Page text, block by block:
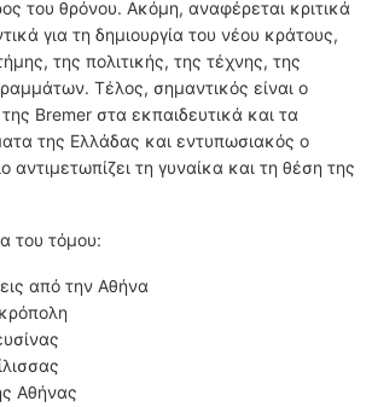
του θρόνου. Ακόμη, αναφέρεται κριτικά
για τη δημιουργία του νέου κράτους,
της πολιτικής, της τέχνης, της
Τέλος, σημαντικός είναι ο
Bremer στα εκπαιδευτικά και τα
της Ελλάδας και εντυπωσιακός ο
αντιμετωπίζει τη γυναίκα και τη θέση της
του τόμου:
από την Αθήνα
Αθήνας